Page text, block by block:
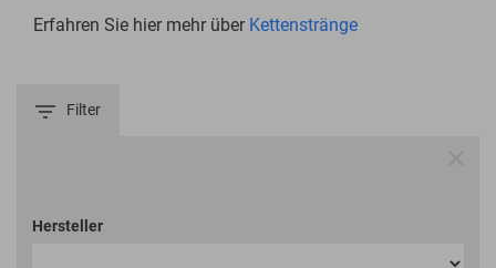
Erfahren Sie hier mehr über Kettenstränge
Filter
Hersteller